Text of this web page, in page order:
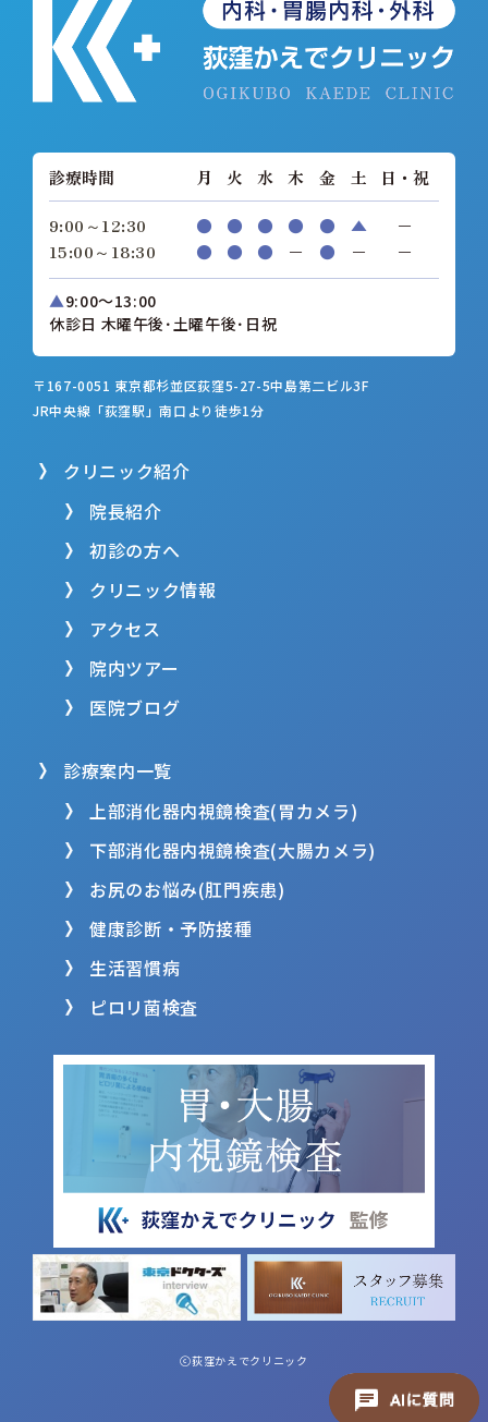
診療時間 月 火 水 木 金 土 日・祝
9:00～12:30 ● ● ● ● ● ▲
−
15:00～18:30
● ● ● − ● − −
▲9:00～13:00
休診日 木曜午後･土曜午後･日祝
〒167-0051 東京都杉並区荻窪5-27-5中島第二ビル3F
JR中央線「荻窪駅」南口より徒歩1分
クリニック紹介
院長紹介
初診の方へ
クリニック情報
アクセス
院内ツアー
医院ブログ
診療案内一覧
上部消化器内視鏡検査(胃カメラ)
下部消化器内視鏡検査(大腸カメラ)
お尻のお悩み(肛門疾患)
健康診断・予防接種
生活習慣病
ピロリ菌検査
ⓒ荻窪かえでクリニック